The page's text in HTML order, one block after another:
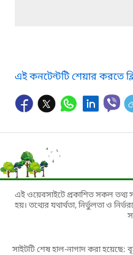
এই কনটেন্টটি শেয়ার করতে
এই ওয়েবসাইটে প্রকাশিত সকল তথ্য
হয়। তথ্যের যথার্থতা, নির্ভুলতা ও
সাইটটি শেষ হাল-নাগাদ করা